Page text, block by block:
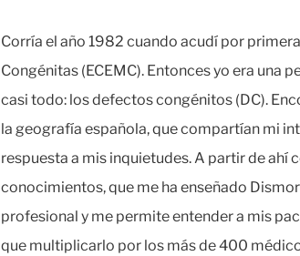
Corría el año 1982 cuando acudí por
Congénitas (ECEMC). Entonces yo era una
casi todo: los defectos congénitos (DC).
la geografía española, que compartían mi
respuesta a mis inquietudes. A partir de
conocimientos, que me ha enseñado
profesional y me permite entender a mis
que multiplicarlo por los más de 400